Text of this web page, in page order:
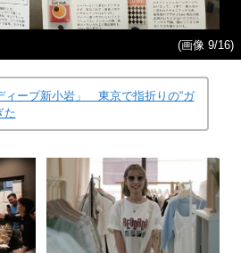
(画像 9/16)
ィープ新小岩」 東京で指折りの“ガ
た